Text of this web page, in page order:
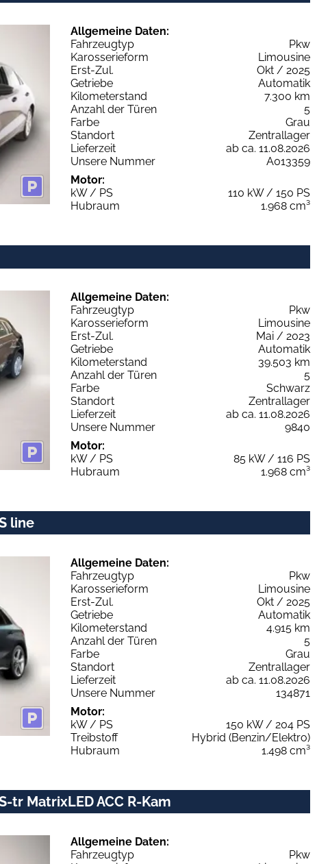
Allgemeine Daten:
Fahrzeugtyp
Pkw
Karosserieform
Limousine
Erst-Zul.
Okt / 2025
Getriebe
Automatik
Kilometerstand
7.300 km
Anzahl der Türen
5
Farbe
Grau
Standort
Zentrallager
Lieferzeit
ab ca. 11.08.2026
Unsere Nummer
A013359
Motor:
kW / PS
110 kW / 150 PS
Hubraum
1.968 cm³
Allgemeine Daten:
Fahrzeugtyp
Pkw
Karosserieform
Limousine
Erst-Zul.
Mai / 2023
Getriebe
Automatik
Kilometerstand
39.503 km
Anzahl der Türen
5
Farbe
Schwarz
Standort
Zentrallager
Lieferzeit
ab ca. 11.08.2026
Unsere Nummer
9840
Motor:
kW / PS
85 kW / 116 PS
Hubraum
1.968 cm³
line
Allgemeine Daten:
Fahrzeugtyp
Pkw
Karosserieform
Limousine
Erst-Zul.
Okt / 2025
Getriebe
Automatik
Kilometerstand
4.915 km
Anzahl der Türen
5
Farbe
Grau
Standort
Zentrallager
Lieferzeit
ab ca. 11.08.2026
Unsere Nummer
134871
Motor:
kW / PS
150 kW / 204 PS
Treibstoff
Hybrid (Benzin/Elektro)
Hubraum
1.498 cm³
tr MatrixLED ACC R-Kam
Allgemeine Daten:
Fahrzeugtyp
Pkw